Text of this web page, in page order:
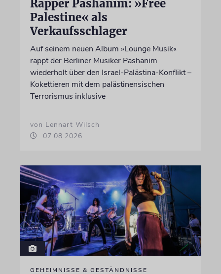
Rapper Pashanim: »Free
Palestine« als
Verkaufsschlager
Auf seinem neuen Album »Lounge Musik«
rappt der Berliner Musiker Pashanim
wiederholt über den Israel-Palästina-Konflikt –
Kokettieren mit dem palästinensischen
Terrorismus inklusive
von Lennart Wilsch
07.08.2026
GEHEIMNISSE & GESTÄNDNISSE